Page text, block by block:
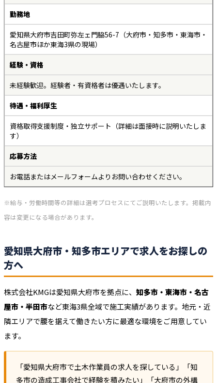
勤務地
愛知県大府市吉田町弥左ェ門脇56-7（大府市・知多市・東海市・
名古屋市ほか東海3県の現場）
経験・資格
未経験歓迎。経験者・有資格者は優遇いたします。
待遇・福利厚生
資格取得支援制度・独立サポート（詳細は面接時に説明いたしま
す）
応募方法
お電話またはメールフォームよりお問い合わせください。
※給与・労働時間等の詳細は選考プロセスにてご説明いたします。掲載内
容は変更になる場合があります。
愛知県大府市・知多市エリアで求人をお探しの
方へ
株式会社KMGは愛知県大府市を拠点に、 知多市・東海市・名古
屋市・半田市など東海3県全域で施工実績があります。地元・近
隣エリアで腰を据えて働きたい方に最適な環境をご用意してい
ます。
「愛知県大府市で土木作業員の求人を探している」「知
多市の造成工事会社で経験を積みたい」「大府市の外構